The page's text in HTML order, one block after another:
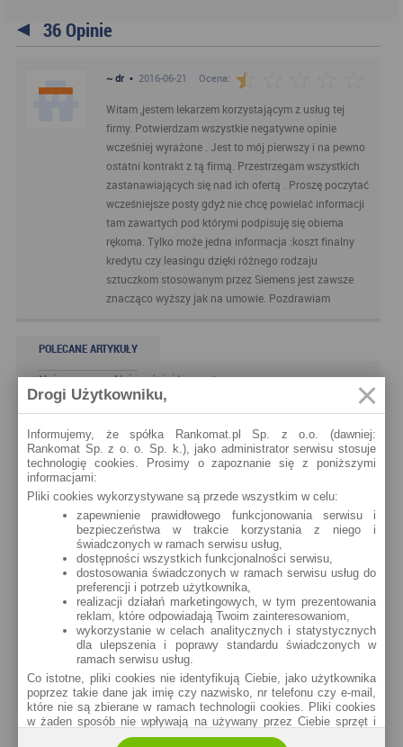
36 Opinie
~ dr • 2016-06-21 Ocena:
Witam ,jestem lekarzem korzystającym z usług tej
firmy. Potwierdzam wszystkie negatywne opinie
wcześniej wyrażone . Jest to mój pierwszy i na pewno
ostatni kontrakt z tą firmą. Przestrzegam wszystkich
zastanawiających się nad ich ofertą . Proszę poczytać
wcześniejsze posty gdyż nie chcę powielać informacji
tam zawartych pod którymi podpisuję się obiema
rękoma. Tylko może jedna informacja :koszt finalny
kredytu czy leasingu dzięki różnego rodzaju
sztuczkom stosowanym przez Siemens jest zawsze
znacząco wyższy jak na umowie. Pozdrawiam
POLECANE ARTYKUŁY
Najnowsze
Najczęściej komentowane
stóp jest wciąż możliwe!
Trudno uznać, że posiadaczy oszczędności ucieszyła
niedawna decyzja Rady Polityki Pieniężnej. Skutkowała
ona obniżeniem głównej stopy procentowej NBP...
Karta kredytowa Visa Bonus (RRSO: 22,98%):
teraz z jeszcze ciekawszymi bonusami!
W sierpniu na naszym portalu pojawił się artykuł
dotyczący karty kredytowej Visa Bonus. Okazuje się, że jest on już
nieaktualny, ponieważ Visa Bonus dostępna...
Karta kredytowa z nagrodą do 300 zł do Biedronki
albo Allegro - kto skorzysta?
Santander Bank Polska proponuje kolejną ciekawą
promocję dla klientów zainteresowanych ofertą kart
kredytowych RRSO 22,98%. Tym razem chodzi o kody
na...
Drogi Użytkowniku,
Informujemy, że spółka Rankomat.pl Sp. z o.o. (dawniej:
Rankomat Sp. z o. o. Sp. k.), jako administrator serwisu stosuje
technologię cookies. Prosimy o zapoznanie się z poniższymi
informacjami:
Pliki cookies wykorzystywane są przede wszystkim w celu:
zapewnienie prawidłowego funkcjonowania serwisu i
bezpieczeństwa w trakcie korzystania z niego i
świadczonych w ramach serwisu usług,
dostępności wszystkich funkcjonalności serwisu,
dostosowania świadczonych w ramach serwisu usług do
preferencji i potrzeb użytkownika,
realizacji działań marketingowych, w tym prezentowania
reklam, które odpowiadają Twoim zainteresowaniom,
wykorzystanie w celach analitycznych i statystycznych
dla ulepszenia i poprawy standardu świadczonych w
ramach serwisu usług.
Co istotne, pliki cookies nie identyfikują Ciebie, jako użytkownika
poprzez takie dane jak imię czy nazwisko, nr telefonu czy e-mail,
które nie są zbierane w ramach technologii cookies. Pliki cookies
w żaden sposób nie wpływają na używany przez Ciebie sprzęt i